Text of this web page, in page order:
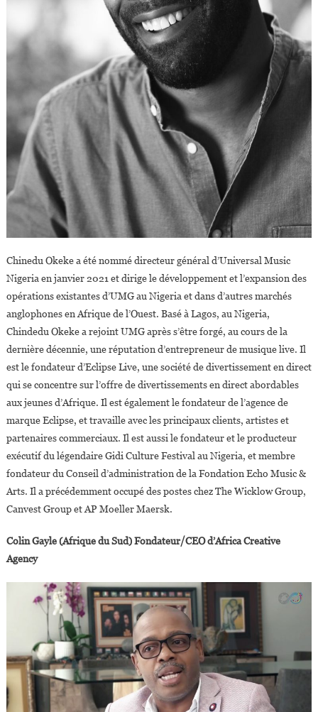
Chinedu Okeke a été nommé directeur général d’Universal Music
Nigeria en janvier 2021 et dirige le développement et l’expansion des
opérations existantes d’UMG au Nigeria et dans d’autres marchés
anglophones en Afrique de l’Ouest. Basé à Lagos, au Nigeria,
Chindedu Okeke a rejoint UMG après s’être forgé, au cours de la
dernière décennie, une réputation d’entrepreneur de musique live. Il
est le fondateur d’Eclipse Live, une société de divertissement en direct
qui se concentre sur l’offre de divertissements en direct abordables
aux jeunes d’Afrique. Il est également le fondateur de l’agence de
marque Eclipse, et travaille avec les principaux clients, artistes et
partenaires commerciaux. Il est aussi le fondateur et le producteur
exécutif du légendaire Gidi Culture Festival au Nigeria, et membre
fondateur du Conseil d’administration de la Fondation Echo Music &
Arts. Il a précédemment occupé des postes chez The Wicklow Group,
Canvest Group et AP Moeller Maersk.
Colin Gayle (Afrique du Sud) Fondateur/CEO d’Africa Creative
Agency